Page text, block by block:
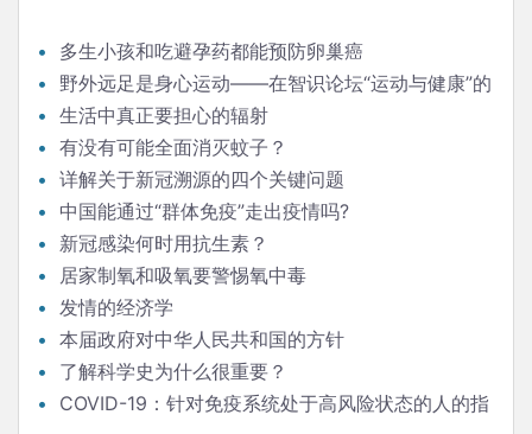
多生小孩和吃避孕药都能预防卵巢癌
野外远足是身心运动——在智识论坛“运动与健康”的
发言生活中真正要担心的辐射
有没有可能全面消灭蚊子？
详解关于新冠溯源的四个关键问题
中国能通过“群体免疫”走出疫情吗?
新冠感染何时用抗生素？
居家制氧和吸氧要警惕氧中毒
发情的经济学
本届政府对中华人民共和国的方针
了解科学史为什么很重要？
COVID-19：针对免疫系统处于高风险状态的人的指